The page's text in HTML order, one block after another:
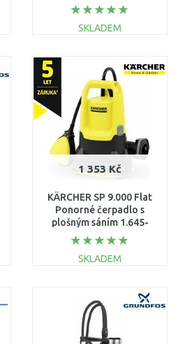
SKLADEM
Porovnat
1 353 Kč
KÄRCHER SP 9.000 Flat
Ponorné čerpadlo s
plošným sáním 1.645-
810.0
SKLADEM
Porovnat